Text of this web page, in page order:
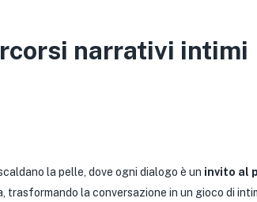
narrativi intimi
la pelle, dove ogni dialogo è un invito al
la conversazione in un gioco di